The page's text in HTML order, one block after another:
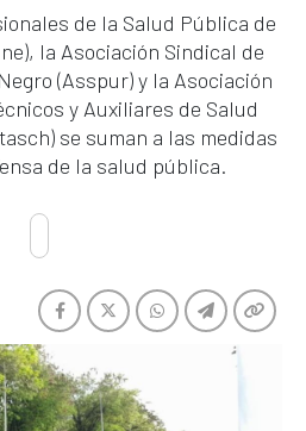
de la Salud Pública de
la Asociación Sindical de
(Asspur) y la Asociación
y Auxiliares de Salud
se suman a las medidas
de la salud pública.